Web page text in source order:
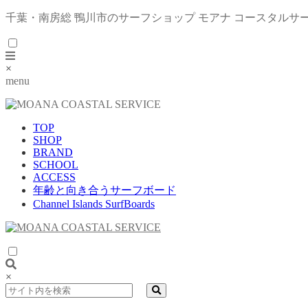
千葉・南房総 鴨川市のサーフショップ モアナ コースタルサ
×
menu
TOP
SHOP
BRAND
SCHOOL
ACCESS
年齢と向き合うサーフボード
Channel Islands SurfBoards
×